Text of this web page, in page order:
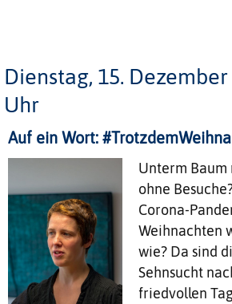
Dienstag, 15. Dezember
Uhr
Auf ein Wort:
Unterm Baum
ohne
Corona-
Weihnachten
wie? Da sind
Sehnsucht
friedvollen